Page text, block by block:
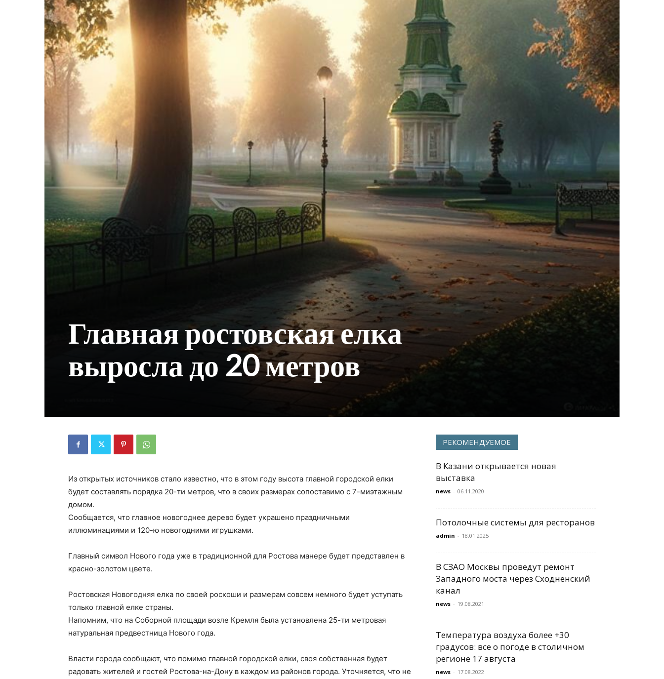
Главная ростовская елка
выросла до 20 метров
Из открытых источников стало известно, что в этом году высота главной городской елки
будет составлять порядка 20-ти метров, что в своих размерах сопоставимо с 7-миэтажным
домом.
Сообщается, что главное новогоднее дерево будет украшено праздничными
иллюминациями и 120-ю новогодними игрушками.
Главный символ Нового года уже в традиционной для Ростова манере будет представлен в
красно-золотом цвете.
Ростовская Новогодняя елка по своей роскоши и размерам совсем немного будет уступать
только главной елке страны.
Напомним, что на Соборной площади возле Кремля была установлена 25-ти метровая
натуральная предвестница Нового года.
Власти города сообщают, что помимо главной городской елки, своя собственная будет
радовать жителей и гостей Ростова-на-Дону в каждом из районов города. Уточняется, что не
РЕКОМЕНДУЕМОЕ
В Казани открывается новая
выставка
news - 06.11.2020
Потолочные системы для ресторанов
admin - 18.01.2025
В СЗАО Москвы проведут ремонт
Западного моста через Сходненский
канал
news - 19.08.2021
Температура воздуха более +30
градусов: все о погоде в столичном
регионе 17 августа
news - 17.08.2022